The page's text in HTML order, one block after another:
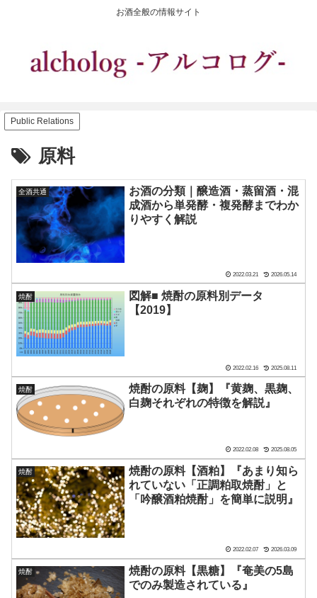
お酒全般の情報サイト
Public Relations
原料
全酒共通
お酒の分類｜醸造酒・蒸留酒・混
成酒から単発酵・複発酵までわか
りやすく解説
2022.03.21 2026.05.14
焼酎
図解■ 焼酎の原料別データ
【2019】
2022.02.16 2025.08.11
焼酎
焼酎の原料【麹】『黄麹、黒麹、
白麹それぞれの特徴を解説』
2022.02.08 2025.08.05
焼酎
焼酎の原料【酒粕】『あまり知ら
れていない「正調粕取焼酎」と
「吟醸酒粕焼酎」を簡単に説明』
2022.02.07 2026.03.09
焼酎
焼酎の原料【黒糖】『奄美の5島
でのみ製造されている』